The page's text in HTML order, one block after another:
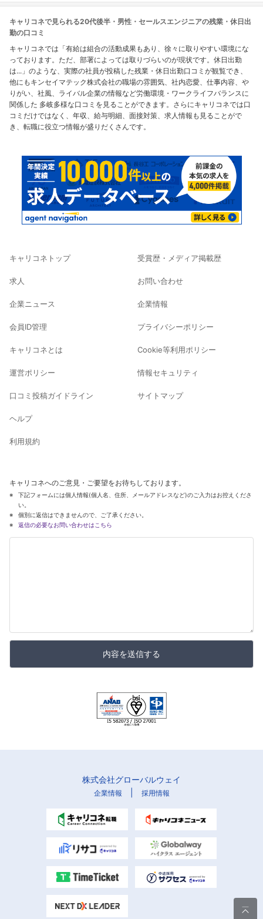
キャリコネで見られる20代後半・男性・セールスエンジニアの残業・休日出
勤の口コミ
キャリコネでは「有給は組合の活動成果もあり、徐々に取りやすい環境にな
っております。ただ、部署によっては取りづらいのが現状です。休日出勤
は...」のような、実際の社員が投稿した残業・休日出勤口コミが観覧でき、
他にもキンセイマテック株式会社の職場の雰囲気、社内恋愛、仕事内容、や
りがい、社風、ライバル企業の情報など労働環境・ワークライフバランスに
関係した 多岐多様な口コミを見ることができます。さらにキャリコネでは口
コミだけではなく、年収、給与明細、面接対策、求人情報も見ることがで
き、転職に役立つ情報が盛りだくさんです。
キャリコネトップ
求人
企業ニュース
会員ID管理
キャリコネとは
運営ポリシー
口コミ投稿ガイドライン
ヘルプ
利用規約
受賞歴・メディア掲載歴
お問い合わせ
企業情報
プライバシーポリシー
Cookie等利用ポリシー
情報セキュリティ
サイトマップ
キャリコネへのご意見・ご要望をお待ちしております。
下記フォームには個人情報(個人名、住所、メールアドレスなど)のご入力はお控えくださ
い。
個別に返信はできませんので、ご了承ください。
返信の必要なお問い合わせはこちら
内容を送信する
株式会社グローバルウェイ
企業情報 採用情報
